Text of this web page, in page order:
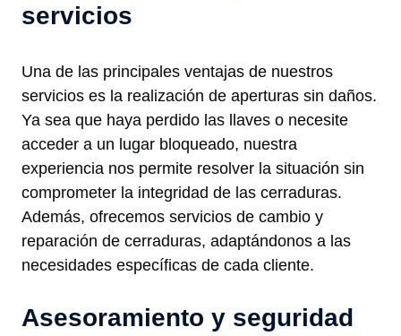
servicios
Una de las principales ventajas de nuestros
servicios es la realización de aperturas sin daños.
Ya sea que haya perdido las llaves o necesite
acceder a un lugar bloqueado, nuestra
experiencia nos permite resolver la situación sin
comprometer la integridad de las cerraduras.
Además, ofrecemos servicios de cambio y
reparación de cerraduras, adaptándonos a las
necesidades específicas de cada cliente.
Asesoramiento y seguridad